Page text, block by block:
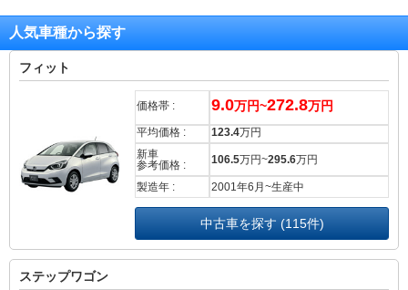
人気車種から探す
フィット
価格帯 : 9.0万円~272.8万円
平均価格 : 123.4万円
新車
参考価格 :
106.5万円~295.6万円
製造年 : 2001年6月~生産中
中古車を探す (115件)
ステップワゴン